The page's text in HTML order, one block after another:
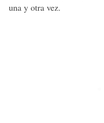
una y otra vez.